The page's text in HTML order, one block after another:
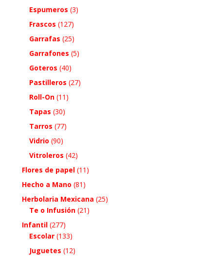
Espumeros (3)
Frascos (127)
Garrafas (25)
Garrafones (5)
Goteros (40)
Pastilleros (27)
Roll-On (11)
Tapas (30)
Tarros (77)
Vidrio (90)
Vitroleros (42)
Flores de papel (11)
Hecho a Mano (81)
Herbolaria Mexicana (25)
Te o Infusión (21)
Infantil (277)
Escolar (133)
Juguetes (12)